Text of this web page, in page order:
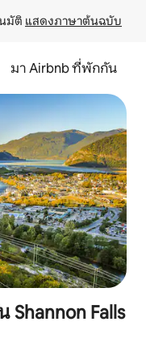
มัติ แสดงภาษาต้นฉบับ
มา Airbnb ที่พักกัน
Falls